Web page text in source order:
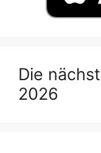
Die
2026